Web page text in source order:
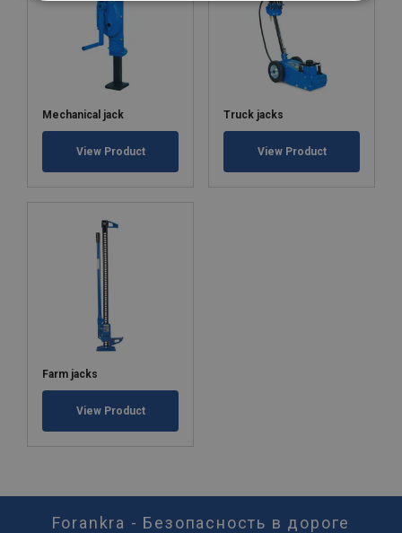
Mechanical jack
View Product
Truck jacks
View Product
Farm jacks
View Product
Forankra - Безопасность в дороге